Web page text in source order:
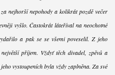
nejhorší nepohody a kolikrát pozdě večer
vyšlo. Častokrát láteříval na neochotné
a pak se se všemi poveselil. Z jeho
příjem. Vždyť těch divadel, zpěvů a
vystoupeních byla vždy zaplněna. Za své